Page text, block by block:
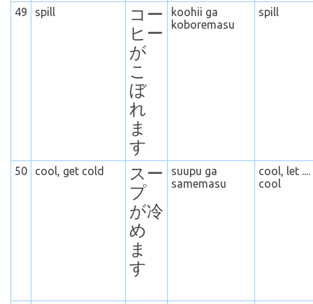
49 spill
コー
ヒー
が
こ
ぼ
れ
ま
す
koohii ga
koboremasu
spill
50 cool, get cold
スー
プ
が冷
め
ま
す
suupu ga
samemasu
cool, let ....
cool